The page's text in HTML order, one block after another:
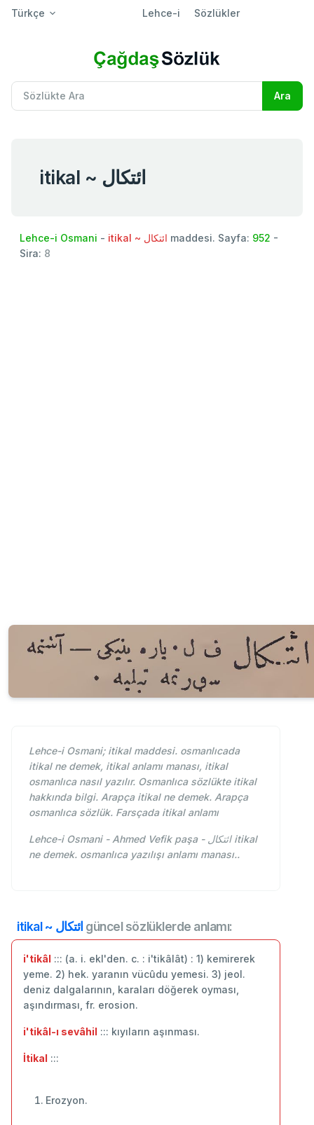
Türkçe Lehce-i Sözlükler
itikal ~ ائتكال
Lehce-i Osmani - itikal ~ ائتكال maddesi. Sayfa: 952 -
Sira: 8
Lehce-i Osmani; itikal maddesi. osmanlıcada
itikal ne demek, itikal anlamı manası, itikal
osmanlıca nasıl yazılır. Osmanlıca sözlükte itikal
hakkında bilgi. Arapça itikal ne demek. Arapça
osmanlıca sözlük. Farsçada itikal anlamı
Lehce-i Osmani - Ahmed Vefik paşa - ائتكال itikal
ne demek. osmanlıca yazılışı anlamı manası..
itikal ~ ائتكال güncel sözlüklerde anlamı:
i'tikâl ::: (a. i. ekl'den. c. : i'tikâlât) : 1) kemirerek
yeme. 2) hek. yaranın vücûdu yemesi. 3) jeol.
deniz dalgalarının, karaları döğerek oyması,
aşındırması, fr. erosion.
i'tikâl-ı sevâhil ::: kıyıların aşınması.
İtikal :::
Erozyon.